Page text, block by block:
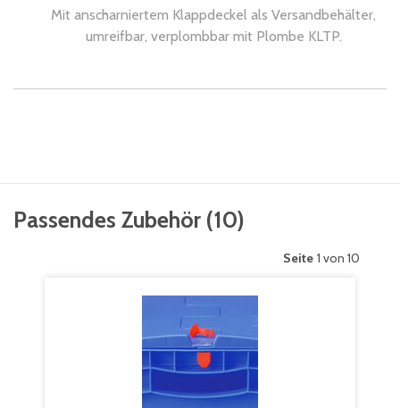
Mit anscharniertem Klappdeckel als Versandbehälter,
umreifbar, verplombbar mit Plombe KLTP.
Passendes Zubehör (10)
Seite 1 von 10